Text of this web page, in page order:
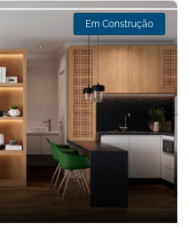
Em Construção